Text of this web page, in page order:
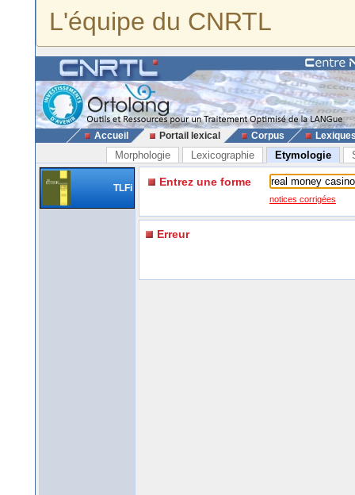
L'équipe du CNRTL
Accueil Portail lexical Corpus
Morphologie Lexicographie Etymologie
TLFi Entrez une forme
notices corrigées
Erreur